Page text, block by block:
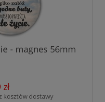
- magnes 56mm
kosztów dostawy